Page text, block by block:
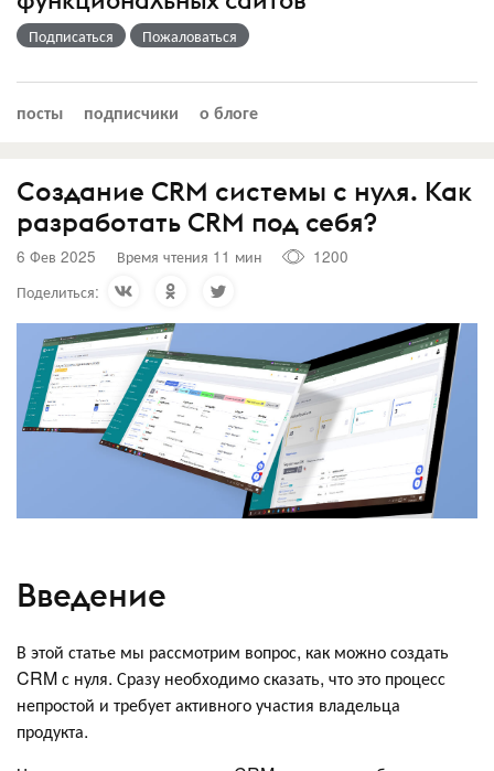
Подписаться Пожаловаться
посты подписчики о блоге
Создание CRM системы с нуля. Как
разработать CRM под себя?
6 Фев 2025 Время чтения 11 мин
1200
Поделиться:
Введение
В этой статье мы рассмотрим вопрос, как можно создать
CRM с нуля. Сразу необходимо сказать, что это процесс
непростой и требует активного участия владельца
продукта.